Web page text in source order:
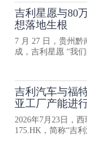
吉利星愿与80
想落地生根
7 月 27 日，贵州黔
成，吉利星愿 “我
吉利汽车与福
亚工厂产能进
2026年7月23日，
175.HK，简称“吉